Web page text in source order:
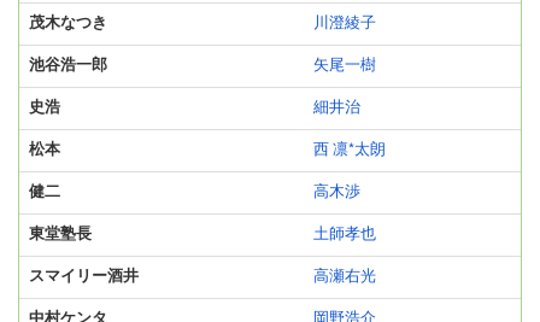
茂木なつき 川澄綾子
池谷浩一郎 矢尾一樹
史浩 細井治
松本 西 凛*太朗
健二 高木渉
東堂塾長 土師孝也
スマイリー酒井 高瀬右光